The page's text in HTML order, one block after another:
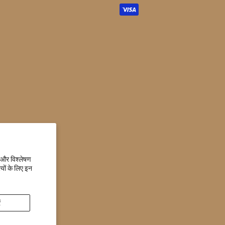
विश्लेषण
के लिए इन